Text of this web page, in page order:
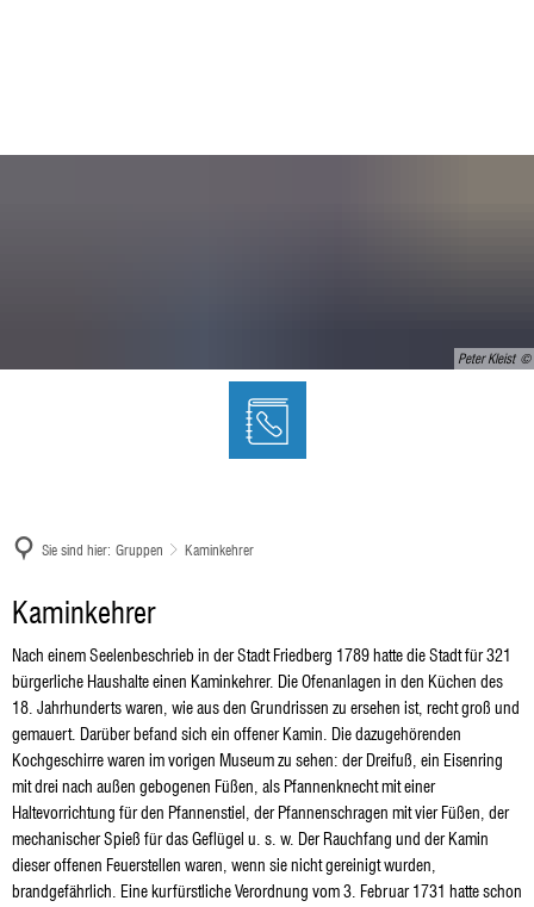
Peter Kleist
Sie sind hier: Gruppen Kaminkehrer
Kaminkehrer
Kaminkehrer
Nach einem Seelenbeschrieb in der Stadt Friedberg 1789 hatte die Stadt für 321
bürgerliche Haushalte einen Kaminkehrer. Die Ofenanlagen in den Küchen des
18. Jahrhunderts waren, wie aus den Grundrissen zu ersehen ist, recht groß und
gemauert. Darüber befand sich ein offener Kamin. Die dazugehörenden
Kochgeschirre waren im vorigen Museum zu sehen: der Dreifuß, ein Eisenring
mit drei nach außen gebogenen Füßen, als Pfannenknecht mit einer
Haltevorrichtung für den Pfannenstiel, der Pfannenschragen mit vier Füßen, der
mechanischer Spieß für das Geflügel u. s. w. Der Rauchfang und der Kamin
dieser offenen Feuerstellen waren, wenn sie nicht gereinigt wurden,
brandgefährlich. Eine kurfürstliche Verordnung vom 3. Februar 1731 hatte schon